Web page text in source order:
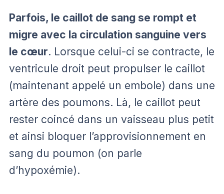
Parfois, le caillot de sang se rompt et
migre avec la circulation sanguine vers
le cœur. Lorsque celui-ci se contracte, le
ventricule droit peut propulser le caillot
(maintenant appelé un embole) dans une
artère des poumons. Là, le caillot peut
rester coincé dans un vaisseau plus petit
et ainsi bloquer l’approvisionnement en
sang du poumon (on parle
d’hypoxémie).